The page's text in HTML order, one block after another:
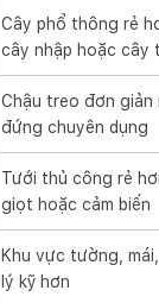
Cây phổ thông rẻ
cây nhập hoặc cây
Chậu treo đơn giản
đứng chuyên dụng
Tưới thủ công rẻ
giọt hoặc cảm biến
Khu vực tường,
lý kỹ hơn